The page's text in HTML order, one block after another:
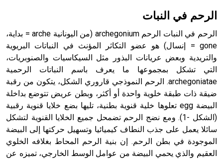
الرحم في النبات
الرحم في النبات الرحم archegonium (من اليونانية arche = بداية،
gone = إنسال) هو عضو التكاثر المؤنث في النباتات البريوية
والتريدية وبعض عريانات البذور مثل السيكاسيات والصنوبريات،
التي تشكل بمجموعها ما يعرف باسم النباتات الرحمية
archegoniatae. الرحم النموذجي قاروري الشكل، يتكون من رقبة
ضيقة ذات طبقة خلوية واحدة أو أكثر، وبطن عريض تتوضع بداخلة
البيضة egg تعلوها خلية قنوية بطنية، تليها بضع خلايا قنوية رقبية
(الشكل -1). ومع نضج الرحم تضمحل جميع الخلايا القنوية لتشكل
سائلا يعمل على جذب النطاف كيميائيا وتسهيل حركتها إلى البيضة
الموجودة في بطن الرحم. إن بنية الرحم المحاط بغلافه الخلوي
العقيم والذي يحمي البيضة من عوامل الوسط الخارجي، تميزه عن